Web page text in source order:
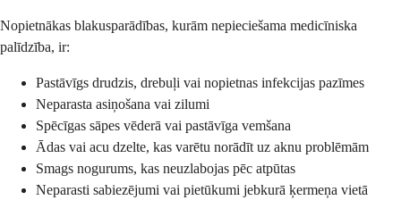
Nopietnākas blakusparādības, kurām nepieciešama medicīniska
palīdzība, ir:
Pastāvīgs drudzis, drebuļi vai nopietnas infekcijas pazīmes
Neparasta asiņošana vai zilumi
Spēcīgas sāpes vēderā vai pastāvīga vemšana
Ādas vai acu dzelte, kas varētu norādīt uz aknu problēmām
Smags nogurums, kas neuzlabojas pēc atpūtas
Neparasti sabiezējumi vai pietūkumi jebkurā ķermeņa vietā